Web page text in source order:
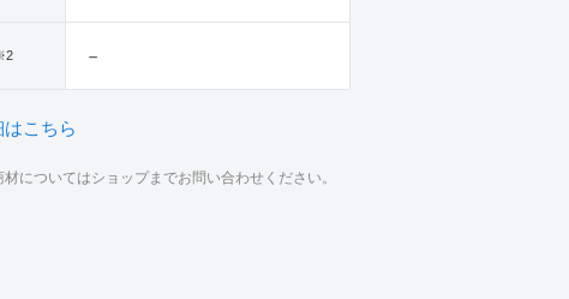
－
こちら
についてはショップまでお問い合わせください。